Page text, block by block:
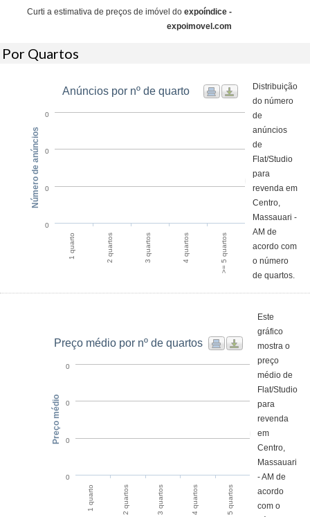
Curti a estimativa de preços de imóvel do expoíndice -
expoimovel.com
Por Quartos
Anúncios por nº de quarto
1 quarto 2 quartos 3 quartos 4 quartos >= 5 quartos
0
0
0
0
Número de anúncios
Distribuição
do número
de
anúncios
de
Flat/Studio
para
revenda em
Centro,
Massauari -
AM de
acordo com
o número
de quartos.
Preço médio por nº de quartos
1 quarto 2 quartos 3 quartos 4 quartos >= 5 quartos
0
0
0
0
Preço médio
Este
gráfico
mostra o
preço
médio de
Flat/Studio
para
revenda
em
Centro,
Massauari
- AM de
acordo
com o